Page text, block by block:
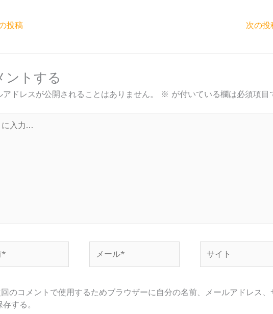
投稿 次の投
ントする
アドレスが公開されることはありません。 ※ が付いている欄は必須項目
のコメントで使用するためブラウザーに自分の名前、メールアドレス、
存する。